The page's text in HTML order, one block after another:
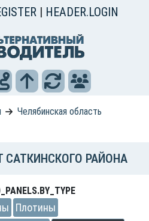
| HEADER.LOGIN
Челябинская область
САТКИНСКОГО РАЙОНА
Плотины